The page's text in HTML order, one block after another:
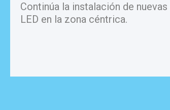
Continúa la instalación de
LED en la zona céntrica.